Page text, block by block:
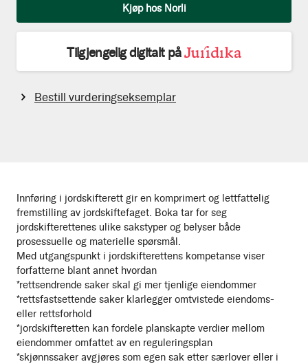
Innføring i jordskifterett gir en komprimert og lettfattelig
fremstilling av jordskiftefaget. Boka tar for seg
jordskifterettenes ulike sakstyper og belyser både
prosessuelle og materielle spørsmål.
Med utgangspunkt i jordskifterettens kompetanse viser
forfatterne blant annet hvordan
*rettsendrende saker skal gi mer tjenlige eiendommer
*rettsfastsettende saker klarlegger omtvistede eiendoms-
eller rettsforhold
*jordskifteretten kan fordele planskapte verdier mellom
eiendommer omfattet av en reguleringsplan
*skjønnssaker avgjøres som egen sak etter særlover eller i
Kjøp hos Norli
Tilgjengelig digitalt på
Bestill vurderingseksemplar